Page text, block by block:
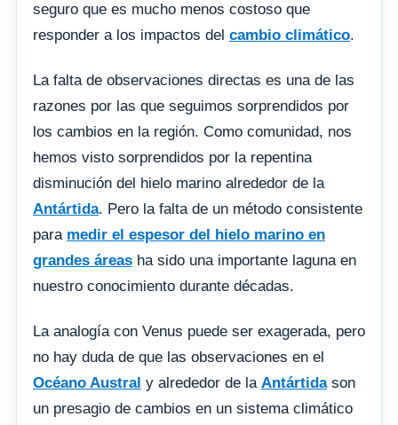
seguro que es mucho menos costoso que
responder a los impactos del cambio climático.
La falta de observaciones directas es una de las
razones por las que seguimos sorprendidos por
los cambios en la región. Como comunidad, nos
hemos visto sorprendidos por la repentina
disminución del hielo marino alrededor de la
Antártida. Pero la falta de un método consistente
para medir el espesor del hielo marino en
grandes áreas ha sido una importante laguna en
nuestro conocimiento durante décadas.
La analogía con Venus puede ser exagerada, pero
no hay duda de que las observaciones en el
Océano Austral y alrededor de la Antártidason
un presagio de cambios en un sistema climático